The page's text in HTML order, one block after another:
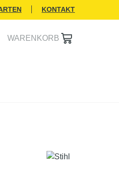
KONTAKT
WARENKORB